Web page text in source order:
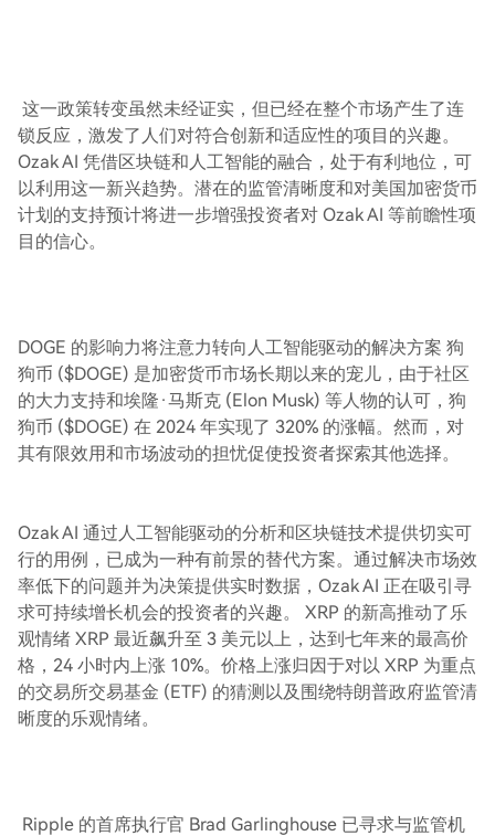
这一政策转变虽然未经证实，但已经在整个市场产生了连
锁反应，激发了人们对符合创新和适应性的项目的兴趣。
Ozak AI 凭借区块链和人工智能的融合，处于有利地位，可
以利用这一新兴趋势。潜在的监管清晰度和对美国加密货币
计划的支持预计将进一步增强投资者对 Ozak AI 等前瞻性项
目的信心。
DOGE 的影响力将注意力转向人工智能驱动的解决方案 狗
狗币 ($DOGE) 是加密货币市场长期以来的宠儿，由于社区
的大力支持和埃隆·马斯克 (Elon Musk) 等人物的认可，狗
狗币 ($DOGE) 在 2024 年实现了 320% 的涨幅。然而，对
其有限效用和市场波动的担忧促使投资者探索其他选择。
Ozak AI 通过人工智能驱动的分析和区块链技术提供切实可
行的用例，已成为一种有前景的替代方案。通过解决市场效
率低下的问题并为决策提供实时数据，Ozak AI 正在吸引寻
求可持续增长机会的投资者的兴趣。 XRP 的新高推动了乐
观情绪 XRP 最近飙升至 3 美元以上，达到七年来的最高价
格，24 小时内上涨 10%。价格上涨归因于对以 XRP 为重点
的交易所交易基金 (ETF) 的猜测以及围绕特朗普政府监管清
晰度的乐观情绪。
Ripple 的首席执行官 Brad Garlinghouse 已寻求与监管机